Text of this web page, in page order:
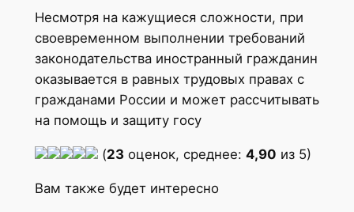
Несмотря на кажущиеся сложности, при
своевременном выполнении требований
законодательства иностранный гражданин
оказывается в равных трудовых правах с
гражданами России и может рассчитывать
на помощь и защиту госу
(23оценок, среднее: 4,90 из 5)
Вам также будет интересно